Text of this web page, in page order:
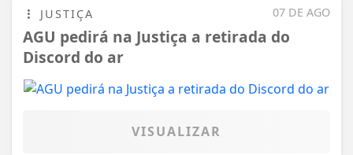
07 DE AGO
JUSTIÇA
AGU pedirá na Justiça a retirada do
Discord do ar
VISUALIZAR